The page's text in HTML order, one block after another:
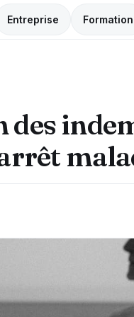
Entreprise Formation